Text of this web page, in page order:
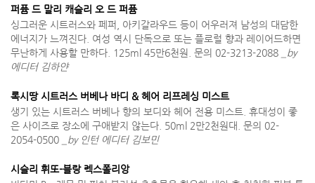
퍼퓸 드 말리 캐슬리 오 드 퍼퓸
싱그러운 시트러스와 페퍼, 아키갈라우드 등이 어우러져 남성의 대담한
에너지가 느껴진다. 여성 역시 단독으로 또는 플로럴 향과 레이어드하면
무난하게 사용할 만하다. 125ml 45만6천원. 문의 02-3213-2088 _by
에디터 김하얀
록시땅 시트러스 버베나 바디 & 헤어 리프레싱 미스트
생기 있는 시트러스 버베나 향의 보디와 헤어 전용 미스트. 휴대성이 좋
은 사이즈로 장소에 구애받지 않는다. 50ml 2만2천원대. 문의 02-
2054-0500 _by 인턴 에디터 김보민
시슬리 휘또-블랑 렉스폴리앙